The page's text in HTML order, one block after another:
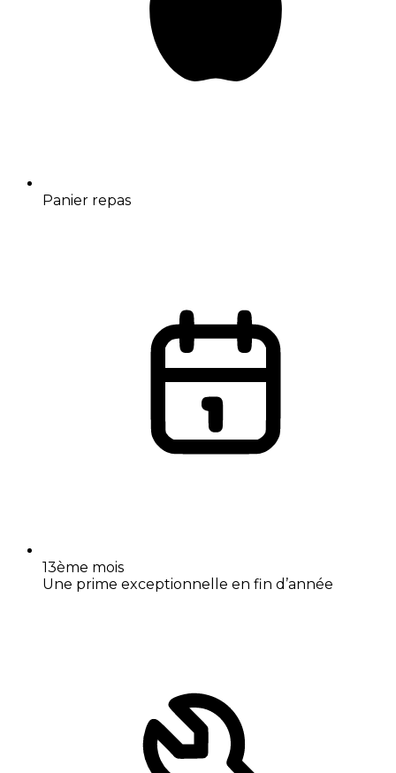
Panier repas
13ème mois
Une prime exceptionnelle en fin d’année